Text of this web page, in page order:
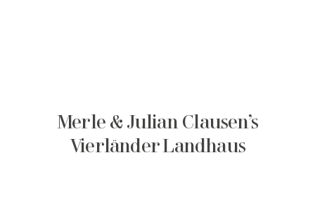
Merle & Julian Clausen’s
Vierländer Landhaus